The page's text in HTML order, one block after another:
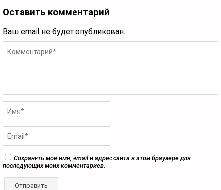
Оставить комментарий
Ваш email не будет опубликован.
Сохранить моё имя, email и адрес сайта в этом браузере для
последующих моих комментариев.